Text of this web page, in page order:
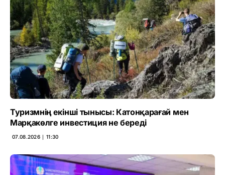
Туризмнің екінші тынысы: Катонқарағай мен
Марқакөлге инвестиция не береді
07.08.2026 ∣ 11:30